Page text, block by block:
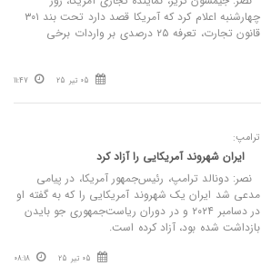
چهارشنبه اعلام کرد که آمریکا قصد دارد تحت بند ۳۰۱
قانون تجارت، تعرفه ۲۵ درصدی بر واردات برخی
05 تیر 25 11:47
ترامپ:
ایران شهروند آمریکایی را آزاد کرد
نصر: دونالد ترامپ، رئیس‌جمهور آمریکا، در پیامی
مدعی شد ایران یک شهروند آمریکایی را که به گفته او
در دسامبر ۲۰۲۴ و در دوران ریاست‌جمهوری جو بایدن
بازداشت شده بود، آزاد کرده است.
05 تیر 25 08:18